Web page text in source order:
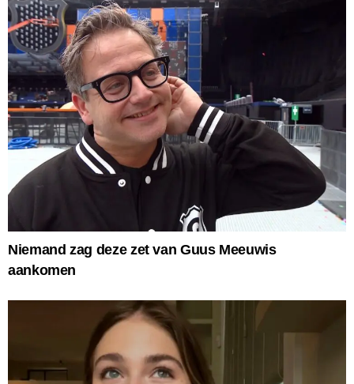
Niemand zag deze zet van Guus Meeuwis
aankomen